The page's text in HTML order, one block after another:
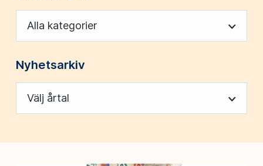
Alla kategorier
Nyhetsarkiv
Välj årtal